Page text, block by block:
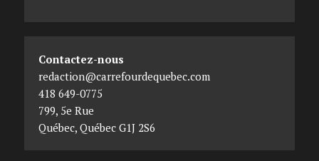
Contactez-nous
redaction@carrefourdequebec.com
418 649-0775
799, 5e Rue
Québec, Québec G1J 2S6